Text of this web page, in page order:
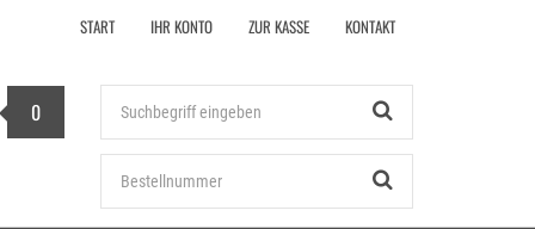
START IHR KONTO ZUR KASSE KONTAKT
0